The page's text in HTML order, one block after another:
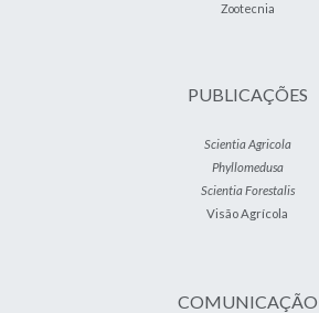
Zootecnia
PUBLICAÇÕES
Scientia Agricola
Phyllomedusa
Scientia Forestalis
Visão Agrícola
COMUNICAÇÃO